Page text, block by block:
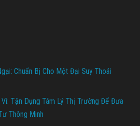
Chuẩn Bị Cho Một Đại Suy Thoái
Vi: Tận Dụng Tâm Lý Thị Trường Để Đưa
Thông Minh